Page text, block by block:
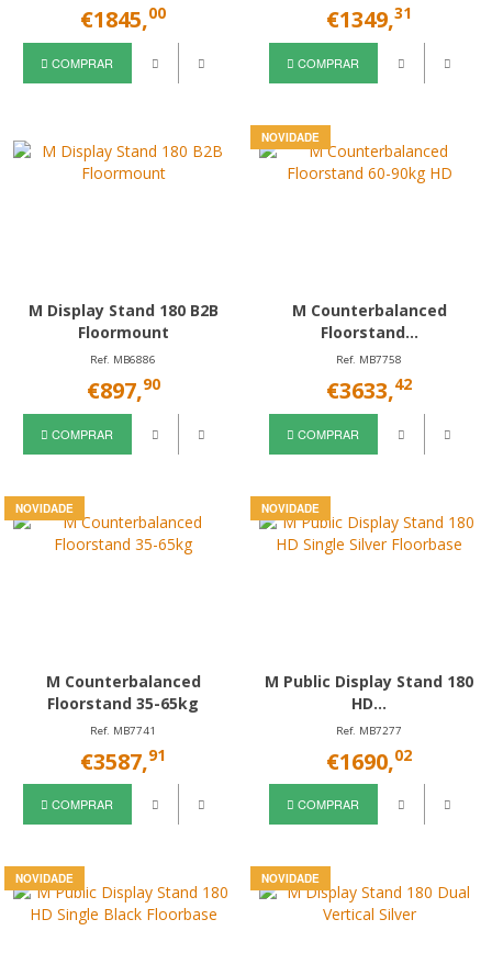
€1845,00
COMPRAR
€1349,31
COMPRAR
M Display Stand 180 B2B
Floormount
Ref. MB6886
€897,90
COMPRAR
NOVIDADE
M Counterbalanced
Floorstand...
Ref. MB7758
€3633,42
COMPRAR
NOVIDADE
M Counterbalanced
Floorstand 35-65kg
Ref. MB7741
€3587,91
COMPRAR
NOVIDADE
M Public Display Stand 180
HD...
Ref. MB7277
€1690,02
COMPRAR
NOVIDADE NOVIDADE